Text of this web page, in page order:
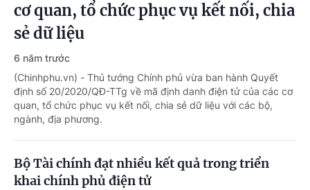
cơ quan, tổ chức phục vụ kết nối, chia
sẻ dữ liệu
6 năm trước
(Chinhphu.vn) - Thủ tướng Chính phủ vừa ban hành Quyết
định số 20/2020/QĐ-TTg về mã định danh điện tử của các cơ
quan, tổ chức phục vụ kết nối, chia sẻ dữ liệu với các bộ,
ngành, địa phương.
Bộ Tài chính đạt nhiều kết quả trong triển
khai chính phủ điện tử